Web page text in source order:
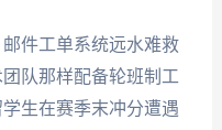
件工单系统远水难救
队那样配备轮班制工
生在赛季末冲分遭遇